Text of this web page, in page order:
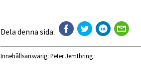
Dela denna sida:
Innehållsansvarig: Peter Jemtbring